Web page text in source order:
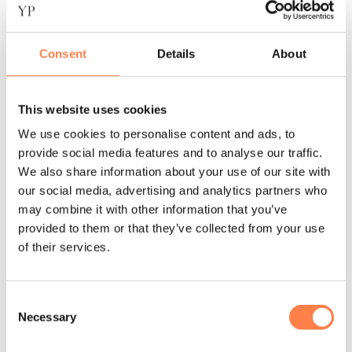
Consent Details About
This website uses cookies
We use cookies to personalise content and ads, to
provide social media features and to analyse our traffic.
We also share information about your use of our site with
our social media, advertising and analytics partners who
may combine it with other information that you’ve
provided to them or that they’ve collected from your use
of their services.
Selection
Necessary
Verhoogde hiel om de achillespees te beschermen;
Instructie voor het wassen:
De Antislip Sokken Savvy Met Tenen Tec Paradise van
Tavi zijn machine wasbaar. Was de sokken binnenste
buiten in een zachte cyclus om de antislip laag te
beschermen. Daarna op het droogrek laten drogen of op
een lage stand in de droger.
agressieve chemicaliën. Dit kan namelijk de sokken
komen als volgt overeen met schoenmaten: